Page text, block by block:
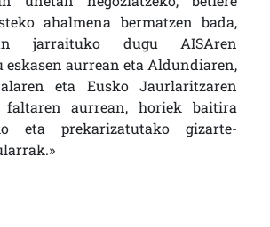
ahalmena bermatzen bada,
jarraituko dugu AISAren
eskasen aurrean eta Aldundiaren,
eta Eusko Jaurlaritzaren
faltaren aurrean, horiek baitira
eta prekarizatutako gizarte-